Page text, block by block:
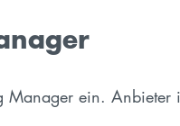
Manager ein.